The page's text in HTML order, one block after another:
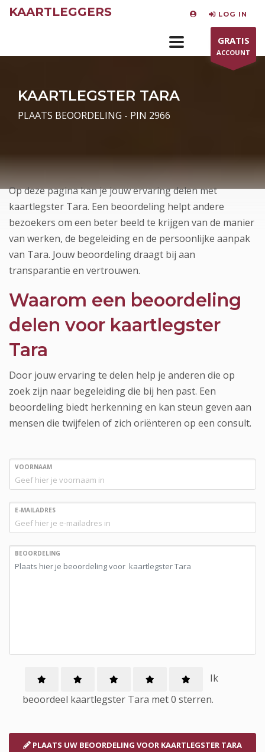
KAARTLEGGERS LOG IN
GRATIS
ACCOUNT
KAARTLEGSTER TARA
PLAATS BEOORDELING - PIN 2966
Op deze pagina kan je jouw ervaring delen met
kaartlegster Tara. Een beoordeling helpt andere
bezoekers om een beter beeld te krijgen van de manier
van werken, de begeleiding en de persoonlijke aanpak
van Tara. Jouw beoordeling draagt bij aan
transparantie en vertrouwen.
Waarom een beoordeling
delen voor kaartlegster
Tara
Door jouw ervaring te delen help je anderen die op
zoek zijn naar begeleiding die bij hen past. Een
beoordeling biedt herkenning en kan steun geven aan
mensen die twijfelen of zich oriënteren op een consult.
VOORNAAM
E-MAILADRES
BEOORDELING
Ik
beoordeel kaartlegster Tara met0 sterren.
PLAATS UW BEOORDELING VOOR KAARTLEGSTER TARA